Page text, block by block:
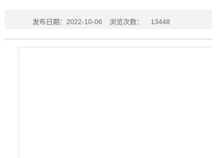
发布日期：2022-10-06 浏览次数： 13448